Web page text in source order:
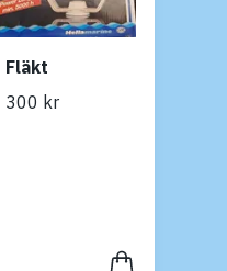
Fläkt
300 kr